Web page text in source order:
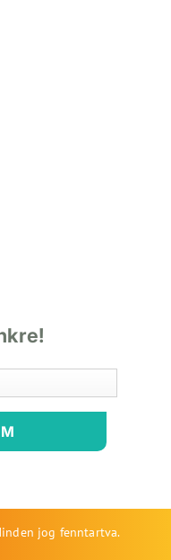
jog fenntartva.